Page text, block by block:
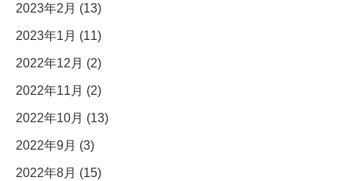
2023年2月 (13)
2023年1月 (11)
2022年12月 (2)
2022年11月 (2)
2022年10月 (13)
2022年9月 (3)
2022年8月 (15)